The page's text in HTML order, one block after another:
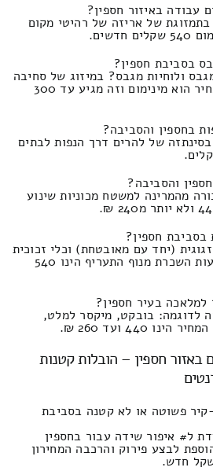
באיזור חספין?
של אריזה של רהיטי מקום
בסביבת חספין?
ולוחיות מגבס? במיזוג של סחיבה
על-גבי משטח ופריקה המחיר הוא מינימום וזה מגיע עד 300
בחספין והסביבה?
של להרים דרך הנפות לבתים
והסביבה?
מהמרינה למשטח מכוניות שינוע
בסביבת חספין?
(יחד עם מאובטחת) וכלי זכוכית
אשר שוקלים הרבה באמצעות השכרת מנוף התעריף הינו 540
בעיר חספין?
לדוגמה: בובקט, מיקסר למלט,
440 ועד 260 ₪.
באזור חספין – הובלות קטנות
פשוטה או לא קטנה בסביבת
ל# איפור שידה עבור בחספין
לבצע פירוק והרכבה המחירון